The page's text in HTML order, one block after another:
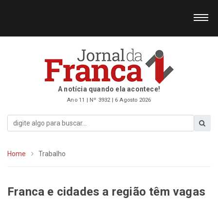
A notícia quando ela acontece!
Ano 11 | Nº 3932 | 6 Agosto 2026
Home Trabalho
Franca e cidades a região têm vagas